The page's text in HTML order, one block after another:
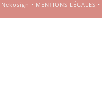
Nekosign • MENTIONS LÉGALES •